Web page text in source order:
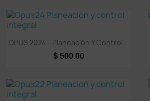
 Vista rápida
OPUS 2024 - Planeación Y Control...
$ 500.00